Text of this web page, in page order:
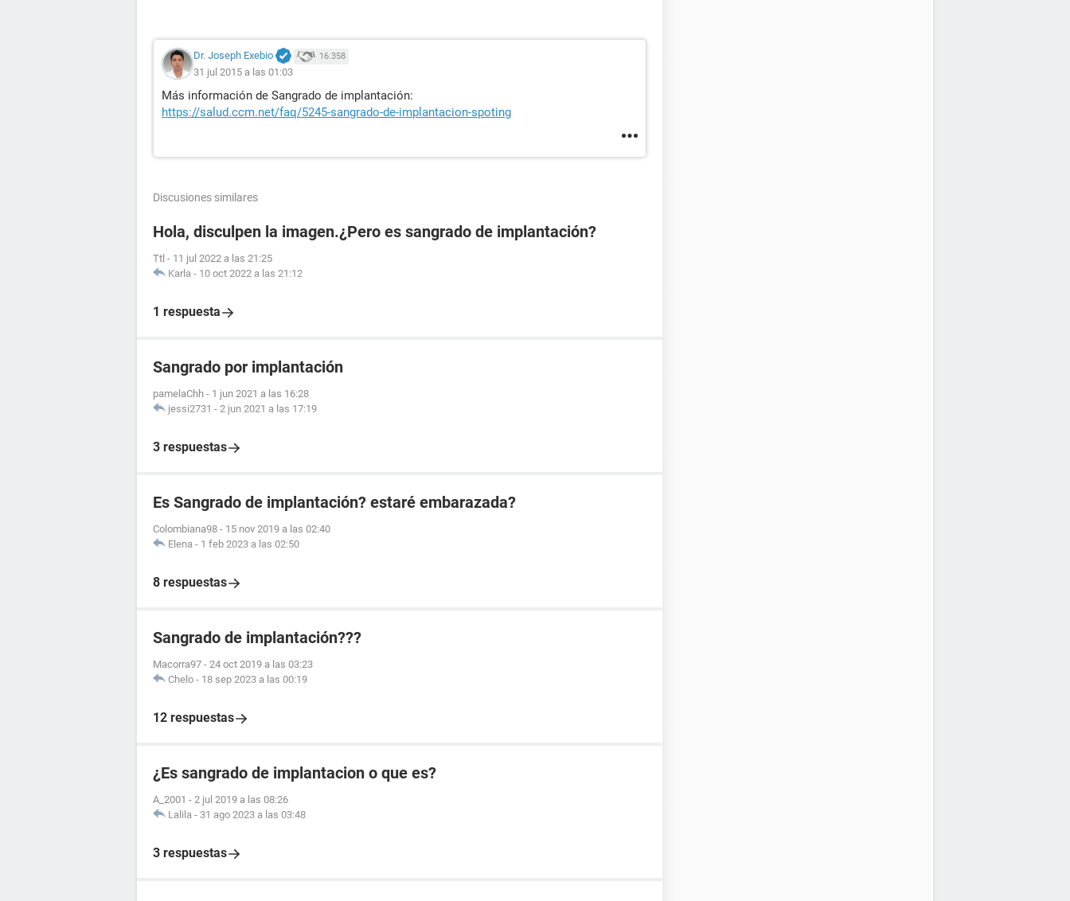
Dr. Joseph Exebio 16.358
31 jul 2015 a las 01:03
Más información de Sangrado de implantación:
https://salud.ccm.net/faq/5245-sangrado-de-implantacion-spoting
Discusiones similares
Hola, disculpen la imagen.¿Pero es sangrado de implantación?
Ttl - 11 jul 2022 a las 21:25
Karla - 10 oct 2022 a las 21:12
1 respuesta
Sangrado por implantación
pamelaChh - 1 jun 2021 a las 16:28
jessi2731 - 2 jun 2021 a las 17:19
3 respuestas
Es Sangrado de implantación? estaré embarazada?
Colombiana98 - 15 nov 2019 a las 02:40
Elena - 1 feb 2023 a las 02:50
8 respuestas
Sangrado de implantación???
Macorra97 - 24 oct 2019 a las 03:23
Chelo - 18 sep 2023 a las 00:19
12 respuestas
¿Es sangrado de implantacion o que es?
A_2001 - 2 jul 2019 a las 08:26
Lalila - 31 ago 2023 a las 03:48
3 respuestas